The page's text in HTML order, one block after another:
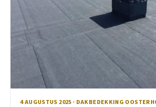
4 AUGUSTUS 2025 · DAKBEDEKKING